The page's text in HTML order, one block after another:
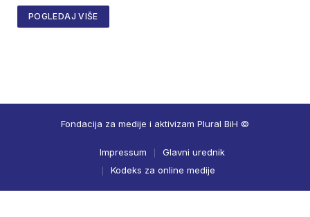
POGLEDAJ VIŠE
Fondacija za medije i aktivizam Plural BiH ©
Impressum
Glavni urednik
Kodeks za online medije